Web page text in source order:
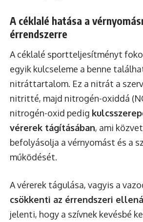
A céklalé hatása a
érrendszerre
A céklalé sportteljesítményt
egyik kulcseleme a benne
nitráttartalom. Ez a nitrát a
nitritté, majd nitrogén-oxiddá
nitrogén-oxid pedig
vérerek tágításában, ami
befolyásolja a vérnyomást és a
működését.
A vérerek tágulása, vagyis a
csökkenti az érrendszeri
jelenti, hogy a szívnek kevésbé